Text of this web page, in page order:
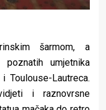
šarmom, a
umjetnika
Toulouse-Lautreca.
i raznovrsne